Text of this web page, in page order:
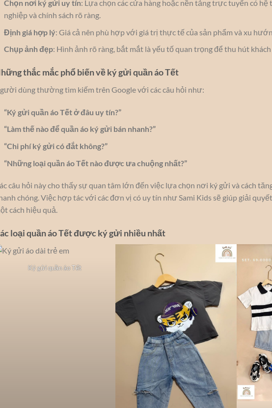
Chọn nơi ký gửi uy tín: Lựa chọn các cửa hàng hoặc nền tảng trực tuyến có hệ
nghiệp và chính sách rõ ràng.
Định giá hợp lý: Giá cả nên phù hợp với giá trị thực tế của sản phẩm và xu
Chụp ảnh đẹp: Hình ảnh rõ ràng, bắt mắt là yếu tố quan trọng để thu hút
thắc mắc phổ biến về ký gửi quần áo Tết
dùng thường tìm kiếm trên Google với các câu hỏi như:
“Ký gửi quần áo Tết ở đâu uy tín?”
“Làm thế nào để quần áo ký gửi bán nhanh?”
“Chi phí ký gửi có đắt không?”
“Những loại quần áo Tết nào được ưa chuộng nhất?”
câu hỏi này cho thấy sự quan tâm lớn đến việc lựa chọn nơi ký gửi và cách
chóng. Việc hợp tác với các đơn vị có uy tín như Sami Kids sẽ giúp giải
cách hiệu quả.
loại quần áo Tết được ký gửi nhiều nhất
Ký gửi quần áo Tết